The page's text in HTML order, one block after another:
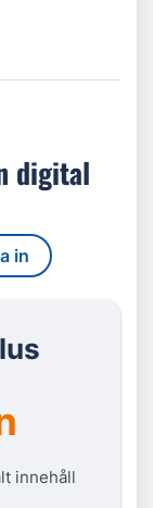
digital
in
innehåll